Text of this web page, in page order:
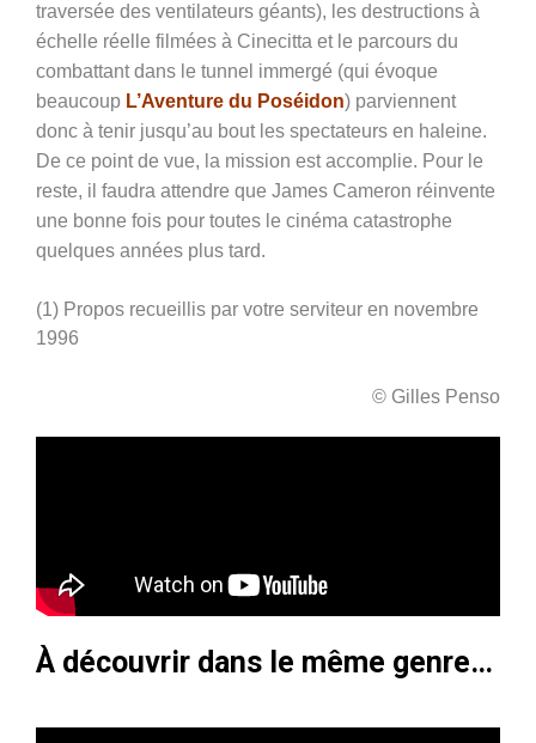
traversée des ventilateurs géants), les destructions à
échelle réelle filmées à Cinecitta et le parcours du
combattant dans le tunnel immergé (qui évoque
beaucoup L’Aventure du Poséidon) parviennent
donc à tenir jusqu’au bout les spectateurs en haleine.
De ce point de vue, la mission est accomplie. Pour le
reste, il faudra attendre que James Cameron réinvente
une bonne fois pour toutes le cinéma catastrophe
quelques années plus tard.
(1) Propos recueillis par votre serviteur en novembre
1996
© Gilles Penso
À découvrir dans le même genre…